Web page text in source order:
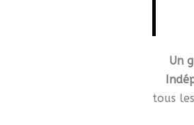
Un
tous